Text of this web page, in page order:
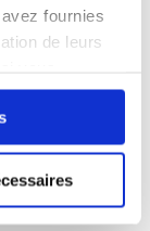
fournies
de leurs